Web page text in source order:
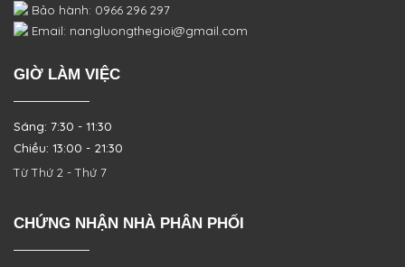
Bảo hành: 0966 296 297
Email: nangluongthegioi@gmail.com
GIỜ LÀM VIỆC
Sáng: 7:30 - 11:30
Chiều: 13:00 - 21:30
Từ Thứ 2 - Thứ 7
CHỨNG NHẬN NHÀ PHÂN PHỐI